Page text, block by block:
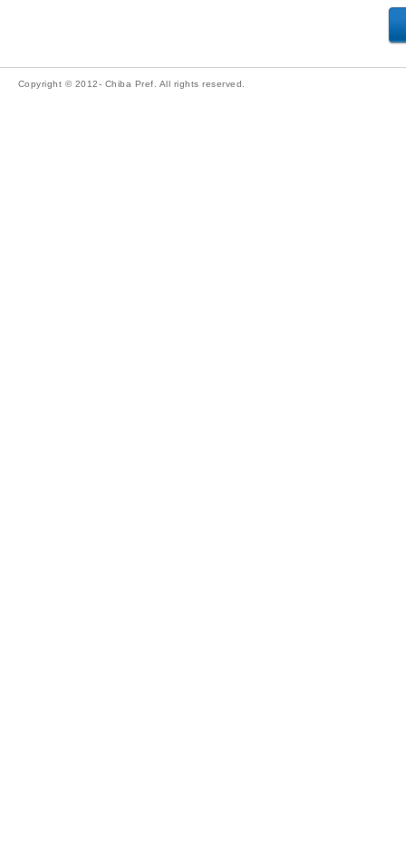
Copyright © 2012- Chiba Pref. All rights reserved.